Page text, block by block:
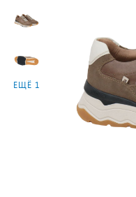
ЕЩЁ 1